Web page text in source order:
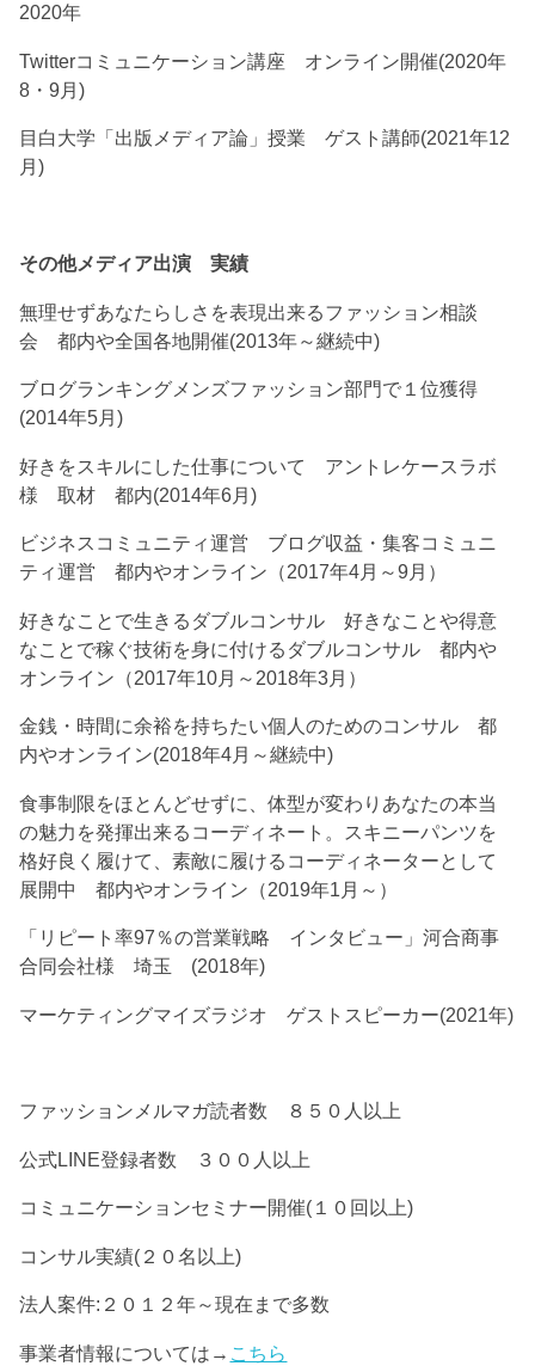
2020年
Twitterコミュニケーション講座 オンライン開催(2020年
8・9月)
目白大学「出版メディア論」授業 ゲスト講師(2021年12
月)
その他メディア出演 実績
無理せずあなたらしさを表現出来るファッション相談
会 都内や全国各地開催(2013年～継続中)
ブログランキングメンズファッション部門で１位獲得
(2014年5月)
好きをスキルにした仕事について アントレケースラボ
様 取材 都内(2014年6月)
ビジネスコミュニティ運営 ブログ収益・集客コミュニ
ティ運営 都内やオンライン（2017年4月～9月）
好きなことで生きるダブルコンサル 好きなことや得意
なことで稼ぐ技術を身に付けるダブルコンサル 都内や
オンライン（2017年10月～2018年3月）
金銭・時間に余裕を持ちたい個人のためのコンサル 都
内やオンライン(2018年4月～継続中)
食事制限をほとんどせずに、体型が変わりあなたの本当
の魅力を発揮出来るコーディネート。スキニーパンツを
格好良く履けて、素敵に履けるコーディネーターとして
展開中 都内やオンライン（2019年1月～）
「リピート率97％の営業戦略 インタビュー」河合商事
合同会社様 埼玉 (2018年)
マーケティングマイズラジオ ゲストスピーカー(2021年)
ファッションメルマガ読者数 ８５０人以上
公式LINE登録者数 ３００人以上
コミュニケーションセミナー開催(１０回以上)
コンサル実績(２０名以上)
法人案件:２０１２年～現在まで多数
事業者情報については→ こちら